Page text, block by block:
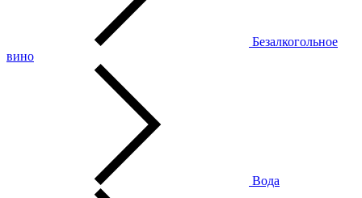
Безалкогольное
вино
Вода